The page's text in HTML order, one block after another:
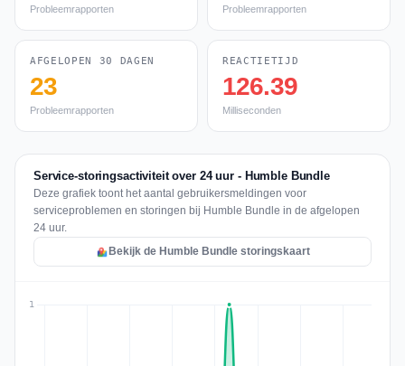
Probleemrapporten Probleemrapporten
AFGELOPEN 30 DAGEN
23
Probleemrapporten
REACTIETIJD
126.39
Milliseconden
Service-storingsactiviteit over 24 uur - Humble Bundle
Deze grafiek toont het aantal gebruikersmeldingen voor
serviceproblemen en storingen bij Humble Bundle in de afgelopen
24 uur.
Bekijk de Humble Bundle storingskaart